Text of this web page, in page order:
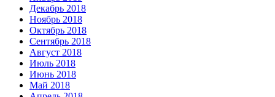
Декабрь 2018
Ноябрь 2018
Октябрь 2018
Сентябрь 2018
Август 2018
Июль 2018
Июнь 2018
Май 2018